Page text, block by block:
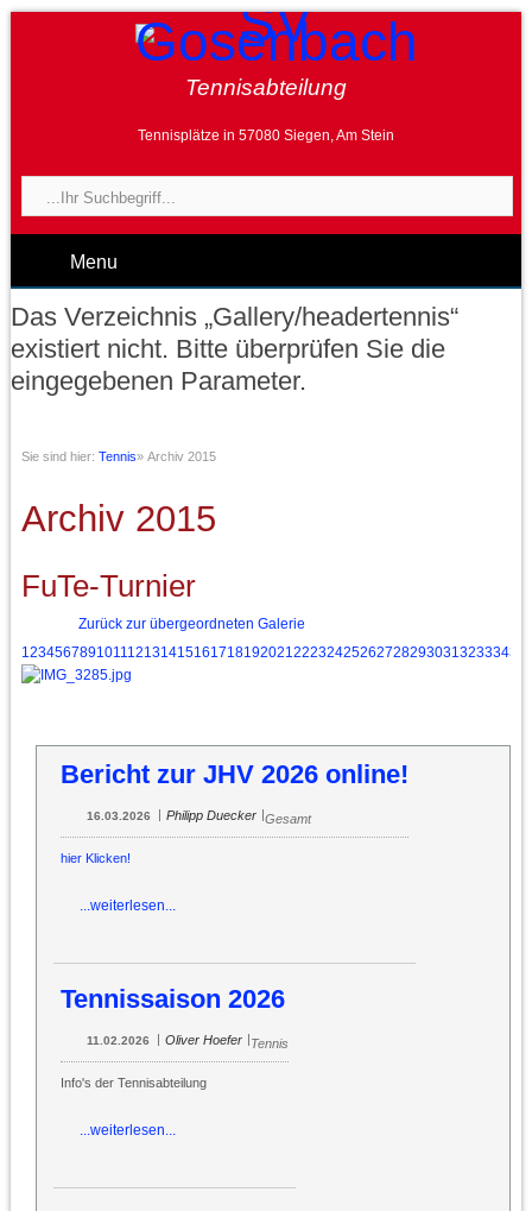
Tennisabteilung
Tennisplätze in 57080 Siegen, Am Stein
Menu
Das Verzeichnis „Gallery/headertennis“
existiert nicht. Bitte überprüfen Sie die
eingegebenen Parameter.
Sie sind hier: Tennis» Archiv 2015
Archiv 2015
FuTe-Turnier
Zurück zur übergeordneten Galerie
1 234567891011 12131415161718192021 22232425262728293031 32333435
Bericht zur JHV 2026 online!
16.03.2026 | Philipp Duecker |Gesamt
hier Klicken!
...weiterlesen...
Tennissaison 2026
11.02.2026 Oliver Hoefer Tennis
Info's der Tennisabteilung
...weiterlesen...